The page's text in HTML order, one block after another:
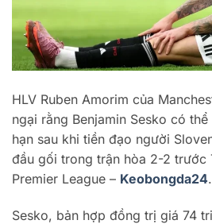
HLV Ruben Amorim của
ngại rằng Benjamin Sesko có
hạn sau khi tiền đạo người
đầu gối trong trận hòa 2-2 trước
Premier League – Keobongda24.
Sesko, bản hợp đồng trị giá 74